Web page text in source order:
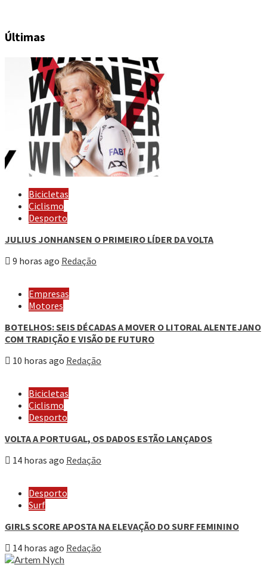
Últimas
Bicicletas
Ciclismo
Desporto
JULIUS JONHANSEN O PRIMEIRO LÍDER DA VOLTA
9 horas ago Redação
Empresas
Motores
BOTELHOS: SEIS DÉCADAS A MOVER O LITORAL ALENTEJANO
COM TRADIÇÃO E VISÃO DE FUTURO
10 horas ago Redação
Bicicletas
Ciclismo
Desporto
VOLTA A PORTUGAL, OS DADOS ESTÃO LANÇADOS
14 horas ago Redação
Desporto
Surf
GIRLS SCORE APOSTA NA ELEVAÇÃO DO SURF FEMININO
14 horas ago Redação